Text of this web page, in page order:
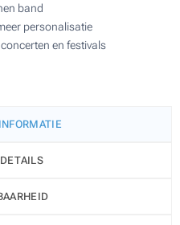
band
personalisatie
en festivals